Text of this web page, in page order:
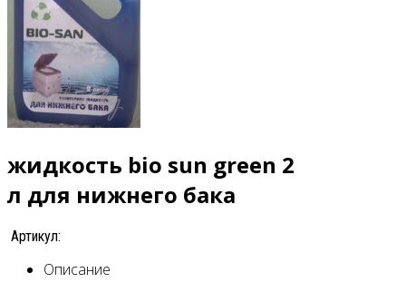
жидкость bio sun green 2
л для нижнего бака
Артикул:
Описание